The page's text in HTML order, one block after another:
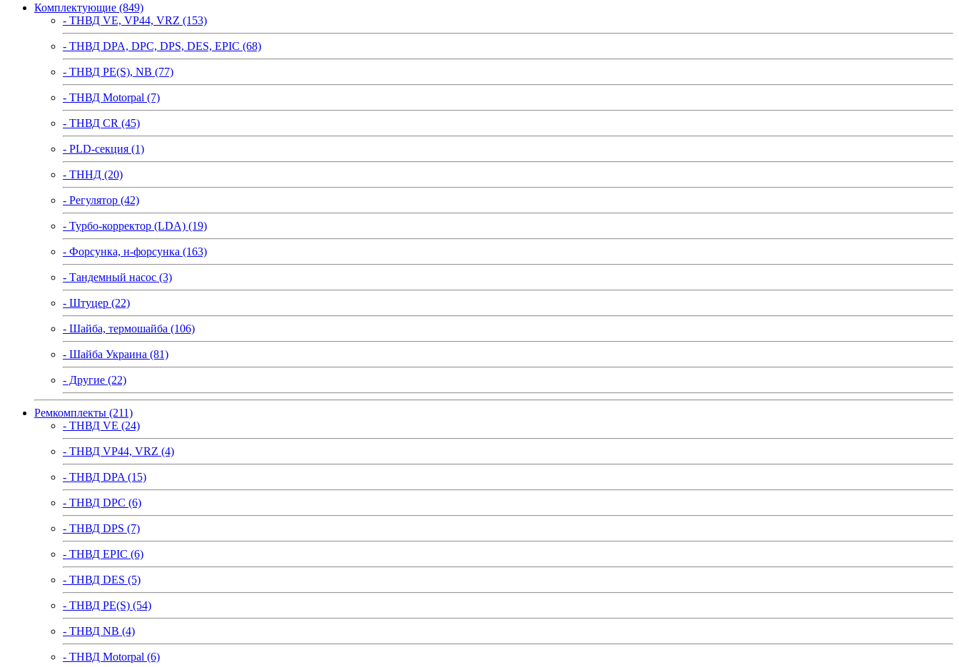
Комплектующие (849)
- ТНВД VE, VP44, VRZ (153)
- ТНВД DPA, DPC, DPS, DES, EPIC (68)
- ТНВД PE(S), NB (77)
- ТНВД Motorpal (7)
- ТНВД CR (45)
- PLD-секция (1)
- ТННД (20)
- Регулятор (42)
- Турбо-корректор (LDA) (19)
- Форсунка, н-форсунка (163)
- Тандемный насос (3)
- Штуцер (22)
- Шайба, термошайба (106)
- Шайба Украина (81)
- Другие (22)
Ремкомплекты (211)
- ТНВД VE (24)
- ТНВД VP44, VRZ (4)
- ТНВД DPA (15)
- ТНВД DPC (6)
- ТНВД DPS (7)
- ТНВД EPIC (6)
- ТНВД DES (5)
- ТНВД PE(S) (54)
- ТНВД NB (4)
- ТНВД Motorpal (6)